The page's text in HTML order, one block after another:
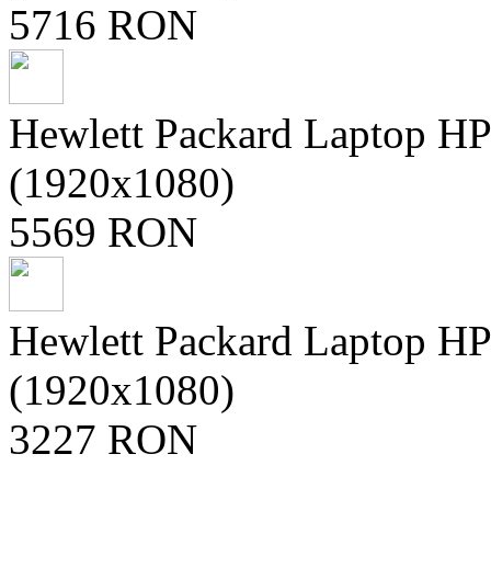
5716 RON
Hewlett Packard Laptop
(1920x1080)
5569 RON
Hewlett Packard Laptop
(1920x1080)
3227 RON